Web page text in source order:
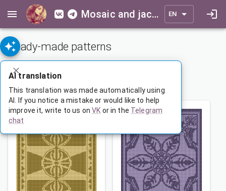
Mosaic and jacquard patterns for everyone EN
Ready-made patterns
ADVANCED SEARCH
1 … 41 42 43 … 165
AI translation
This translation was made automatically using
AI. If you notice a mistake or would like to help
improve it, write to us on VK or in the Telegram
chat